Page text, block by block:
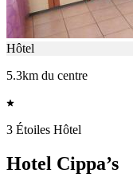
Hôtel
5.3km du centre
3 Étoiles Hôtel
Hotel Cippa’s